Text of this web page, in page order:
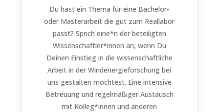
Du hast ein Thema für eine Bachelor-
oder Masterarbeit die gut zum Reallabor
passt? Sprich eine*n der beteiligten
Wissenschaftler*innen an, wenn Du
Deinen Einstieg in die wissenschaftliche
Arbeit in der Windenergieforschung bei
uns gestalten möchtest. Eine intensive
Betreuung und regelmäßiger Austausch
mit Kolleg*innen und anderen